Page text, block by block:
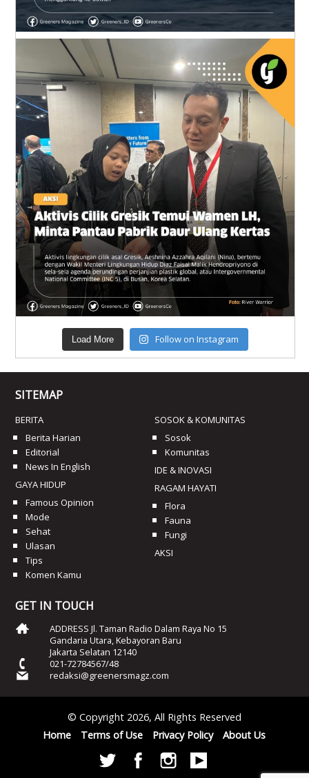
Load More Follow on Instagram
SITEMAP
BERITA
Berita Harian
Editorial
News In English
GAYA HIDUP
Famous Opinion
Mode
Sehat
Ulasan
Tips
Komen Kamu
SOSOK & KOMUNITAS
Sosok
Komunitas
IDE & INOVASI
RAGAM HAYATI
Flora
Fauna
Fungi
AKSI
GET IN TOUCH
ADDRESS Jl. Taman Radio Dalam Raya No 15
Gandaria Utara, Kebayoran Baru
Jakarta Selatan 12140
021-72784567/48
redaksi@greenersmagz.com
© Copyright 2026, All Rights Reserved
Home
Terms of Use Privacy Policy About Us